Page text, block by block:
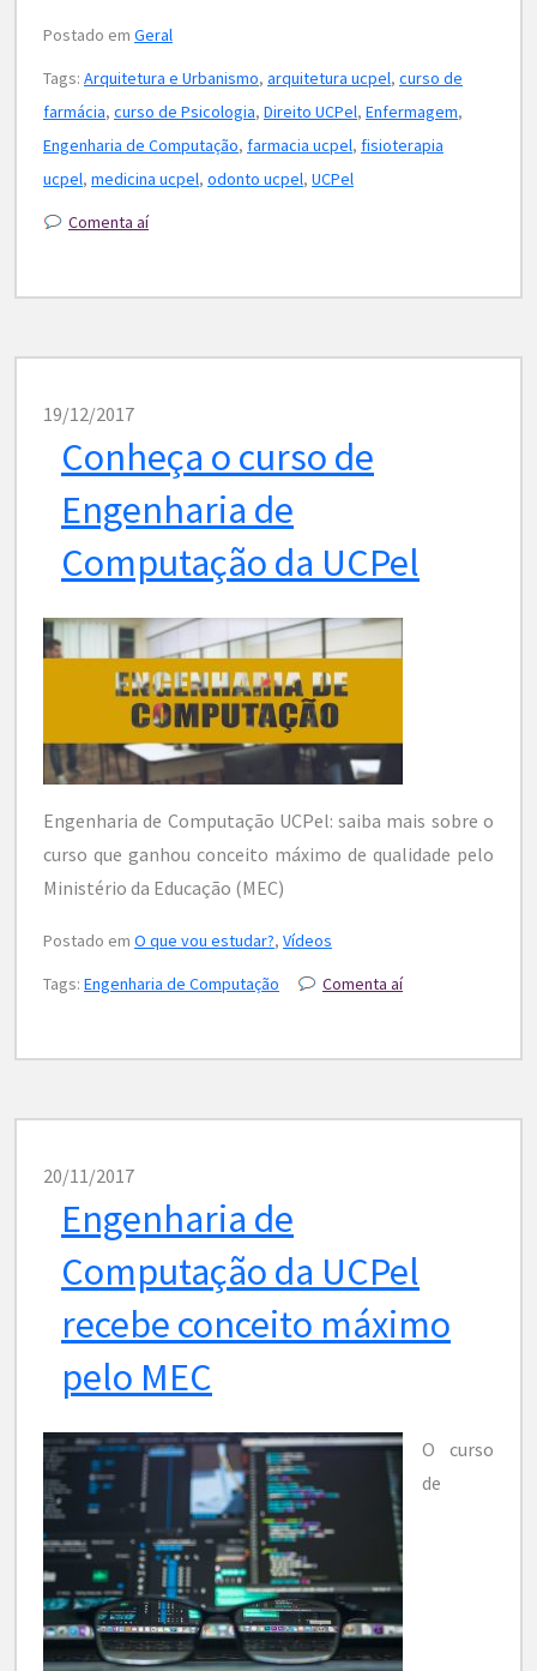
Postado em Geral
Tags: Arquitetura e Urbanismo, arquitetura ucpel, curso de
farmácia, curso de Psicologia, Direito UCPel, Enfermagem,
Engenharia de Computação, farmacia ucpel, fisioterapia
ucpel, medicina ucpel, odonto ucpel, UCPel
Comenta aí
19/12/2017
Conheça o curso de
Engenharia de
Computação da UCPel
Engenharia de Computação UCPel: saiba mais sobre o
curso que ganhou conceito máximo de qualidade pelo
Ministério da Educação (MEC)
Postado em O que vou estudar?, Vídeos
Tags: Engenharia de Computação Comenta aí
20/11/2017
Engenharia de
Computação da UCPel
recebe conceito máximo
pelo MEC
O curso
de